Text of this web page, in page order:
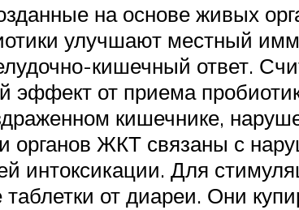
на основе живых
улучшают местный
кишечный ответ.
эффект от приема
кишечнике,
органов ЖКТ связаны с
интоксикации. Для
от диареи. Они